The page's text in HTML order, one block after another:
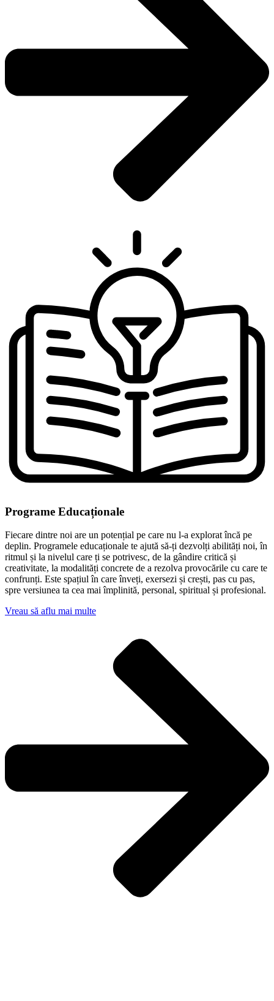
Programe Educaționale
Fiecare dintre noi are un potențial pe care nu l-a explorat încă pe
deplin. Programele educaționale te ajută să-ți dezvolți abilități noi, în
ritmul și la nivelul care ți se potrivesc, de la gândire critică și
creativitate, la modalități concrete de a rezolva provocările cu care te
confrunți. Este spațiul în care înveți, exersezi și crești, pas cu pas,
spre versiunea ta cea mai împlinită, personal, spiritual și profesional.
Vreau să aflu mai multe